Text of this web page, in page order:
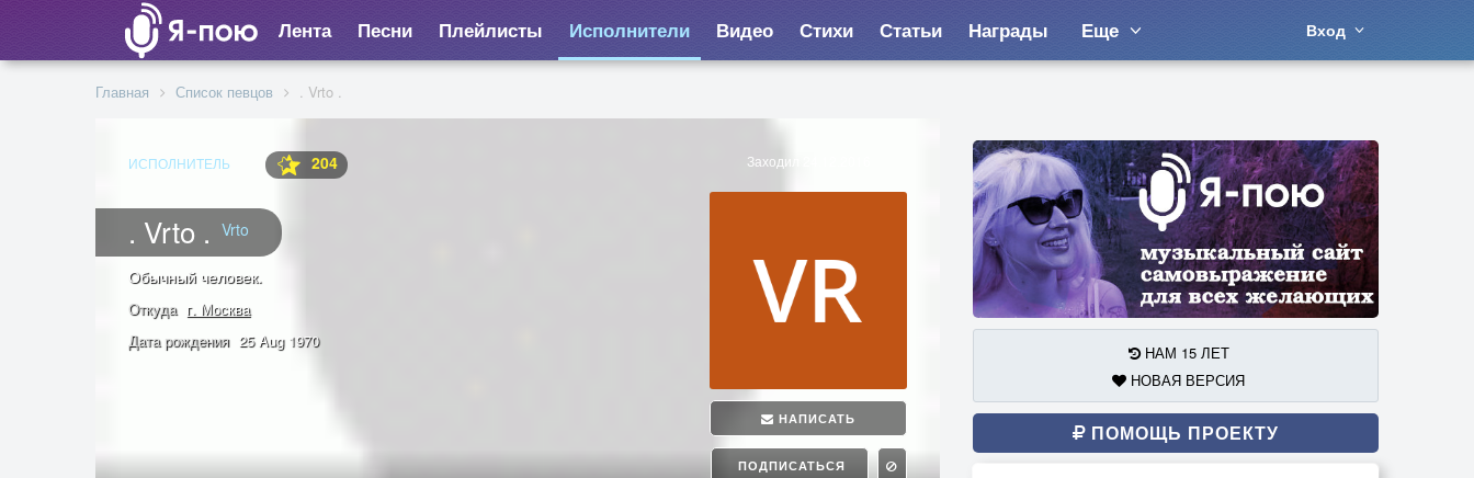
Лента Песни Плейлисты Исполнители Видео Стихи Статьи Награды Еще Вход
Главная Список певцов . Vrto .
ИСПОЛНИТЕЛЬ 204
. Vrto . Vrto
Заходил 24.12.2016
НАПИСАТЬ
ПОДПИСАТЬСЯ
Обычный человек.
Откуда г. Москва
Дата рождения 25 Aug 1970
НАМ 15 ЛЕТ
НОВАЯ ВЕРСИЯ
ПОМОЩЬ ПРОЕКТУ